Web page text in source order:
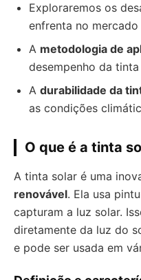
Exploraremos os
enfrenta no mercado
A metodologia de
desempenho da tinta
A durabilidade da
as condições
O que é a tinta
A tinta solar é uma
renovável. Ela usa
capturam a luz solar.
diretamente da luz do
e pode ser usada em